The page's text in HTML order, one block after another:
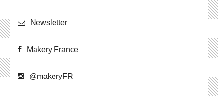
News­let­ter
Makery France
@ma­ke­ryFR